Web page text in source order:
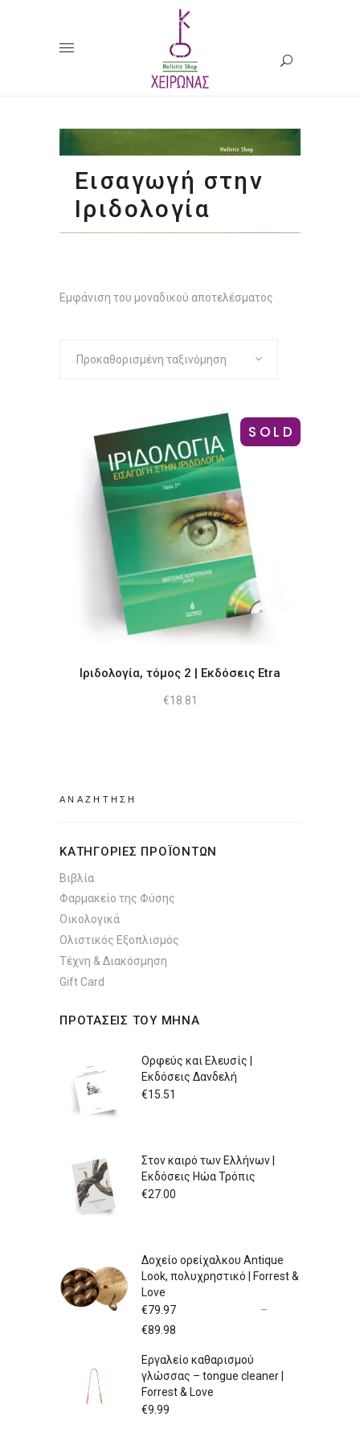
Εισαγωγή στην
Ιριδολογία
Εμφάνιση του μοναδικού αποτελέσματος
Προκαθορισμένη ταξινόμηση
SOLD
Ιριδολογία, τόμος 2 | Εκδόσεις Etra
€18.81
ΚΑΤΗΓΟΡΙΕΣ ΠΡΟΪΟΝΤΩΝ
Βιβλία
Φαρμακείο της Φύσης
Οικολογικά
Ολιστικός Εξοπλισμός
Τέχνη & Διακόσμηση
Gift Card
ΠΡΟΤΑΣΕΙΣ ΤΟΥ ΜΗΝΑ
Ορφεύς και Ελευσίς |
Εκδόσεις Δανδελή
€15.51
Στον καιρό των Ελλήνων |
Εκδόσεις Ηώα Τρόπις
€27.00
Δοχείο ορείχαλκου Antique
Look, πολυχρηστικό | Forrest &
Love
€79.97
–
€89.98
through
Εργαλείο καθαρισμού
γλώσσας – tongue cleaner |
Forrest & Love
€9.99